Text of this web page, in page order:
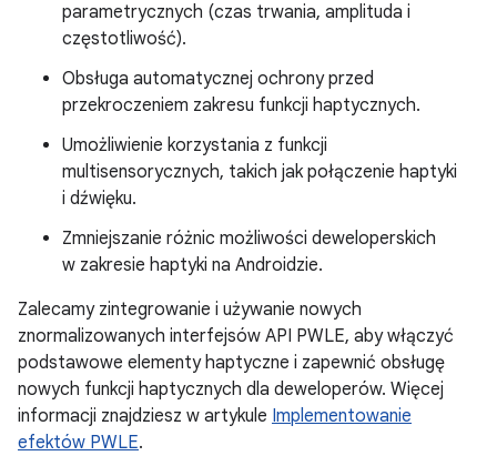
parametrycznych (czas trwania, amplituda i
częstotliwość).
Obsługa automatycznej ochrony przed
przekroczeniem zakresu funkcji haptycznych.
Umożliwienie korzystania z funkcji
multisensorycznych, takich jak połączenie haptyki
i dźwięku.
Zmniejszanie różnic możliwości deweloperskich
w zakresie haptyki na Androidzie.
Zalecamy zintegrowanie i używanie nowych
znormalizowanych interfejsów API PWLE, aby włączyć
podstawowe elementy haptyczne i zapewnić obsługę
nowych funkcji haptycznych dla deweloperów. Więcej
informacji znajdziesz w artykule Implementowanie
efektów PWLE.